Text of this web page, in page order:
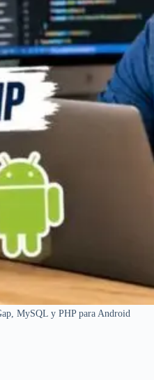
MySQL y PHP para Android